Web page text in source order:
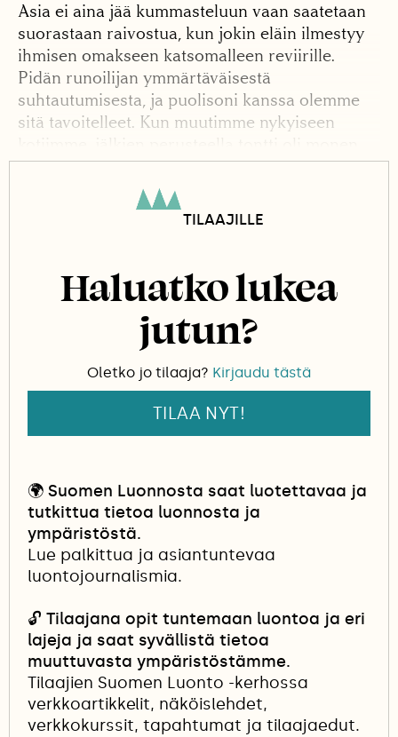
Asia ei aina jää kummasteluun vaan saatetaan
suorastaan raivostua, kun jokin eläin ilmestyy
ihmisen omakseen katsomalleen reviirille.
Pidän runoilijan ymmärtäväisestä
suhtautumisesta, ja puolisoni kanssa olemme
sitä tavoitelleet. Kun muutimme nykyiseen
eläimen reviiriä, joten tiesimme olevamme
niiden kannalta tulokkaita, pahimmassa
tapauksessa pelottavia tunkeilijoita.
ehkäpä joillekin olemme olleet jopa hyödyksi.
PuolisoniRistoon ripustanut kaikkialle
linnunpönttöjä, mikä on selvästi lisännyt
siivekkäiden määrää.
TILAAJILLE
Haluatko lukea
jutun?
Oletko jo tilaaja? Kirjaudu tästä
TILAA NYT!
🌍 Suomen Luonnosta saat luotettavaa ja
tutkittua tietoa luonnosta ja
ympäristöstä.
Lue palkittua ja asiantuntevaa
luontojournalismia.
🔓 Tilaajana opit tuntemaan luontoa ja eri
lajeja ja saat syvällistä tietoa
muuttuvasta ympäristöstämme.
Tilaajien Suomen Luonto -kerhossa
verkkoartikkelit, näköislehdet,
verkkokurssit, tapahtumat ja tilaajaedut.